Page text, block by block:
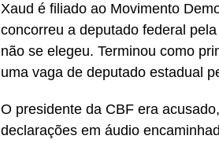
Xaud é filiado ao Movimento
concorreu a deputado federal
não se elegeu. Terminou como
uma vaga de deputado estadual
O presidente da CBF era
declarações em áudio